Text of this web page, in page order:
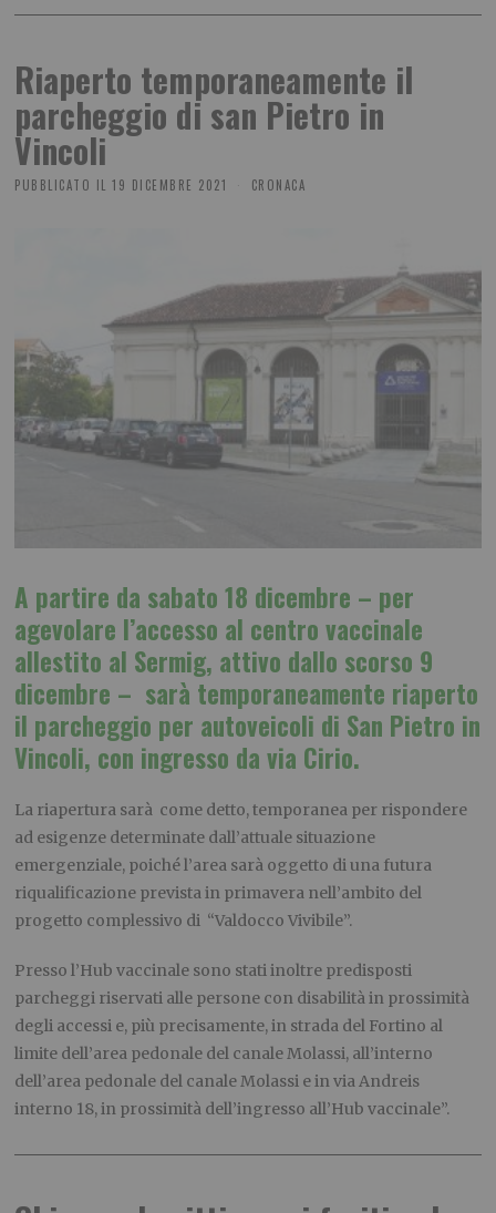
Riaperto temporaneamente il
parcheggio di san Pietro in
Vincoli
PUBBLICATO IL 19 DICEMBRE 2021 CRONACA
A partire da sabato 18 dicembre – per
agevolare l’accesso al centro vaccinale
allestito al Sermig, attivo dallo scorso 9
dicembre – sarà temporaneamente riaperto
il parcheggio per autoveicoli di San Pietro in
Vincoli, con ingresso da via Cirio.
La riapertura sarà come detto, temporanea per rispondere
ad esigenze determinate dall’attuale situazione
emergenziale, poiché l’area sarà oggetto di una futura
riqualificazione prevista in primavera nell’ambito del
progetto complessivo di “Valdocco Vivibile”.
Presso l’Hub vaccinale sono stati inoltre predisposti
parcheggi riservati alle persone con disabilità in prossimità
degli accessi e, più precisamente, in strada del Fortino al
limite dell’area pedonale del canale Molassi, all’interno
dell’area pedonale del canale Molassi e in via Andreis
interno 18, in prossimità dell’ingresso all’Hub vaccinale”.